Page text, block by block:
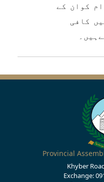
کوان کے
کافی
Provincial
Khyber
Exchange: